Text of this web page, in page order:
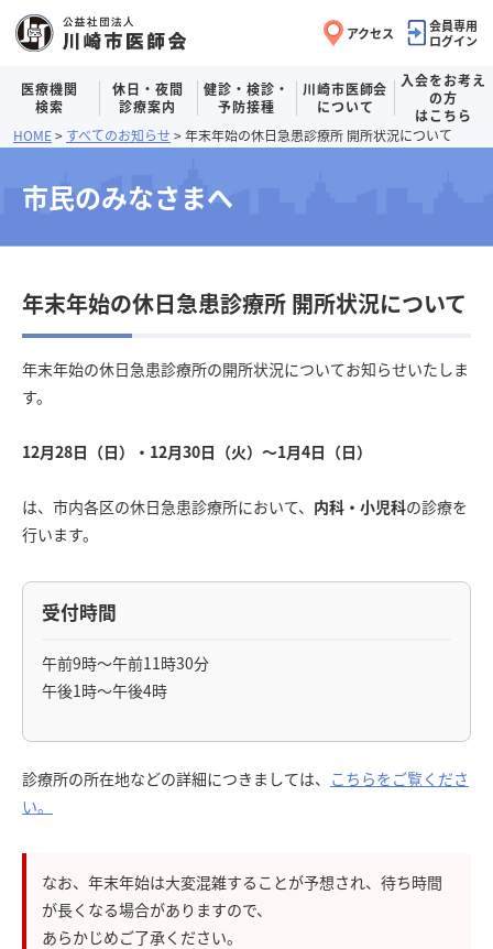
ヘッダーメニューへ移動します
本文へ移動します
フッターへ移動します
アクセス
会員専用
ログイン
医療機関
検索
休日・夜間
診療案内
健診・検診・
予防接種
川崎市医師会
について
入会をお考え
の方
はこちら
HOME
すべてのお知らせ 年末年始の休日急患診療所 開所状況について
市民のみなさまへ
年末年始の休日急患診療所 開所状況について
年末年始の休日急患診療所の開所状況についてお知らせいたしま
す。
12月28日（日）・12月30日（火）～1月4日（日）
は、市内各区の休日急患診療所において、 内科・小児科の診療を
行います。
受付時間
午前9時～午前11時30分
午後1時～午後4時
診療所の所在地などの詳細につきましては、 こちらをご覧くださ
い。
なお、年末年始は大変混雑することが予想され、待ち時間
が長くなる場合がありますので、
あらかじめご了承ください。